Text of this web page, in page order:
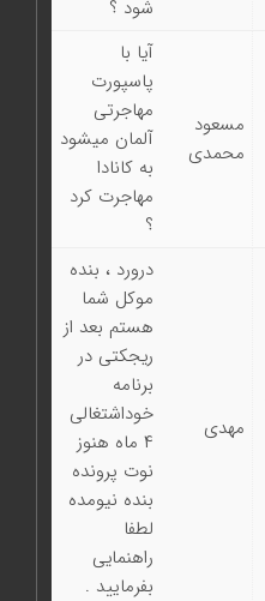
شود ؟
مسعود
محمدی
آیا با
پاسپورت
مهاجرتی
آلمان میشود
به کانادا
مهاجرت کرد
؟
مهدی
درورد ، بنده
موکل شما
هستم بعد از
ریجکتی در
برنامه
خوداشتغالی
۴ ماه هنوز
نوت پرونده
بنده نیومده
لطفا
راهنمایی
بفرمایید .